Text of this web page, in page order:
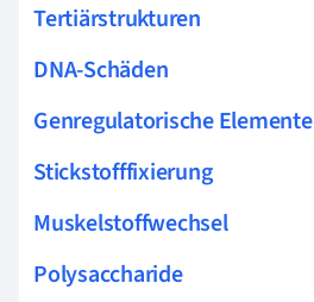
Tertiärstrukturen
DNA-Schäden
Genregulatorische Elemente
Stickstofffixierung
Muskelstoffwechsel
Polysaccharide